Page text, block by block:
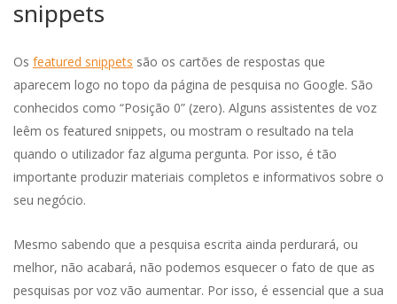
snippets
Os featured snippets são os cartões de respostas que
aparecem logo no topo da página de pesquisa no Google. São
conhecidos como “Posição 0” (zero). Alguns assistentes de voz
leêm os featured snippets, ou mostram o resultado na tela
quando o utilizador faz alguma pergunta. Por isso, é tão
importante produzir materiais completos e informativos sobre o
seu negócio.
Mesmo sabendo que a pesquisa escrita ainda perdurará, ou
melhor, não acabará, não podemos esquecer o fato de que as
pesquisas por voz vão aumentar. Por isso, é essencial que a sua